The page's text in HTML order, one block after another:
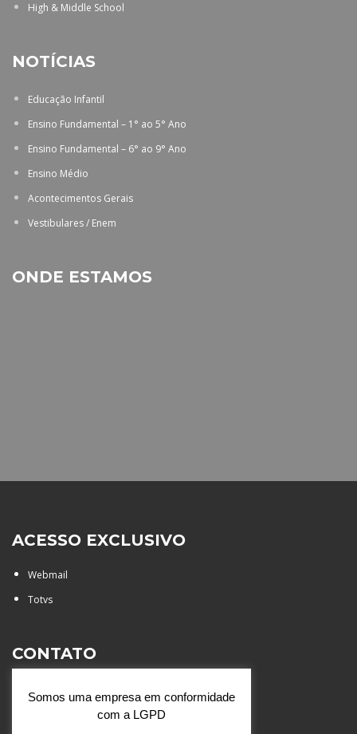
High & Middle School
NOTÍCIAS
Educação Infantil
Ensino Fundamental – 1° ao 5° Ano
Ensino Fundamental – 6° ao 9° Ano
Ensino Médio
Acontecimentos Gerais
Vestibulares / Enem
ONDE ESTAMOS
ACESSO EXCLUSIVO
Webmail
Totvs
CONTATO
Santa Catarina - São José do
Rio Preto (SP)
Somos uma empresa em conformidade
com a LGPD